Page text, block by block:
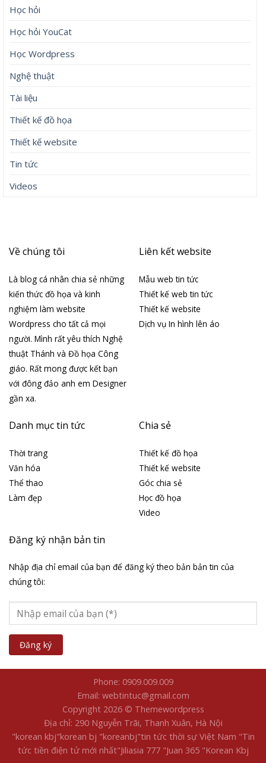
Học hỏi
Học hỏi YouCat
Học Wordpress
Nghệ thuật
Tài liệu
Thiết kế đồ họa
Thiết kế website
Tin tức
Videos
Về chúng tôi
Là blog cá nhân chia sẻ những
kiến thức đồ họa và kinh
nghiệm làm website
Wordpress cho tất cả mọi
người. Mình rất yêu thích Nghệ
thuật Thánh và Đồ họa Công
giáo. Rất mong được kết bạn
với đông đảo anh em Designer
gần xa.
Liên kết website
Mẫu web tin tức
Thiết kế web tin tức
Thiết kế website
Dịch vụ In hình lên áo
Danh mục tin tức
Thời trang
Văn hóa
Thể thao
Làm đẹp
Chia sẻ
Thiết kế đồ họa
Thiết kế website
Góc chia sẻ
Học đồ họa
Video
Đăng ký nhận bản tin
Nhập địa chỉ email của bạn để đăng ký theo bản bản tin của
chúng tôi:
Phone: 0909.009.009
Email: webtintuc@gmail.com
Copyright 2026 © Themewordpress
Địa chỉ: 290 Nguyễn Trãi, Thanh Xuân, Hà Nội
"korean kbj​"korean bj "koreanbj​"tin tức thời sự Việt Nam "Tin
tức tiền điện tử mới nhất​"Jiliasia 777 "Juan 365 "Korean Kbj